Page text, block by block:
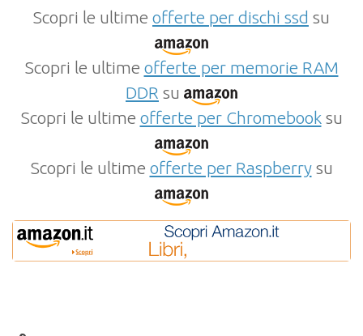
Scopri le ultime offerte per dischi ssd su
Scopri le ultime offerte per memorie RAM
DDR su
Scopri le ultime offerte per Chromebooksu
Scopri le ultime offerte per Raspberrysu